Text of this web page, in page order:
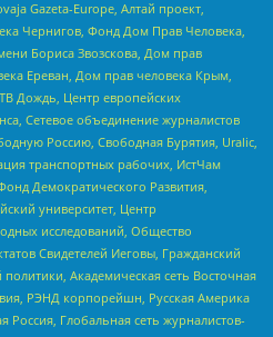
Gazeta-Europe, Алтай проект,
Чернигов, Фонд Дом Прав Человека,
Бориса Звозскова, Дом прав
Ереван, Дом прав человека Крым,
Дождь, Центр европейских
Сетевое объединение журналистов
Россию, Свободная Бурятия, Uralic,
транспортных рабочих, ИстЧам
Демократического Развития,
университет, Центр
исследований, Общество
Свидетелей Иеговы, Гражданский
Академическая сеть Восточная
РЭНД корпорейшн, Русская Америка
Россия, Глобальная сеть журналистов-